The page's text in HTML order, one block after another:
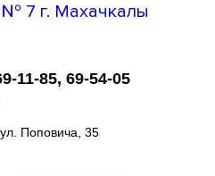
7 г. Махачкалы
11-85, 69-54-05
Поповича, 35